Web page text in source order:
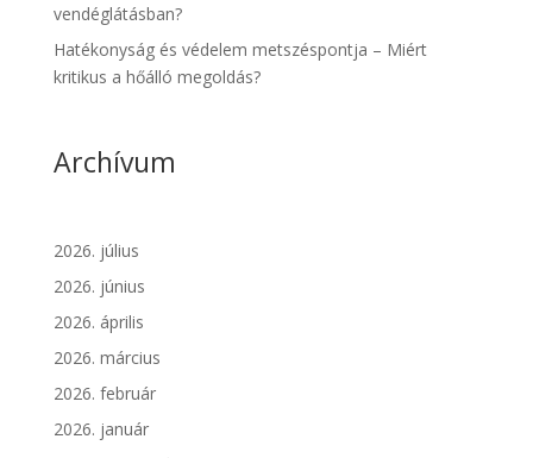
vendéglátásban?
Hatékonyság és védelem metszéspontja – Miért
kritikus a hőálló megoldás?
Archívum
2026. július
2026. június
2026. április
2026. március
2026. február
2026. január